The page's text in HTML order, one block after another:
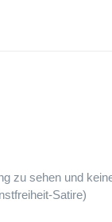
zu sehen und
Satire)